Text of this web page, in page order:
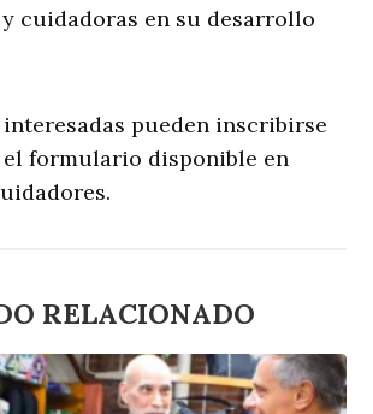
cuidadoras en su desarrollo
interesadas pueden inscribirse
formulario disponible en
RELACIONADO